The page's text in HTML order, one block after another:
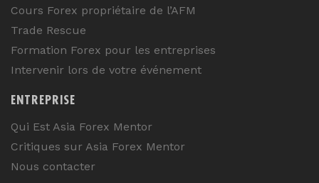
Cours Forex propriétaire de l’AFM
Trade Rescue
Formation Forex pour les entreprises
Intervenir lors de votre événement
ENTREPRISE
Qui Est Asia Forex Mentor
Critiques sur Asia Forex Mentor
Nous contacter